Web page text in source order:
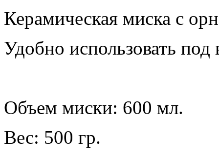
Керамическая миска с
Удобно использовать под
Объем миски: 600 мл.
Вес: 500 гр.